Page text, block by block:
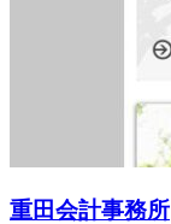
重田会計事務所